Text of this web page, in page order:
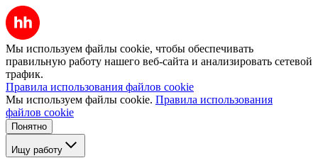
Мы используем файлы cookie, чтобы обеспечивать
правильную работу нашего веб-сайта и анализировать сетевой
трафик.
Правила использования файлов cookie
Мы используем файлы cookie. Правила использования
файлов cookie
Понятно
Ищу работу